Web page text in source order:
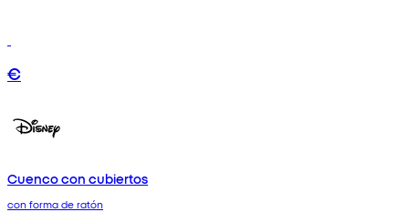
€
Cuenco con cubiertos
con forma de ratón